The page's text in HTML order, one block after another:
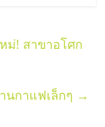
ม่! สาขาอโศก
นกาแฟเล็กๆ →